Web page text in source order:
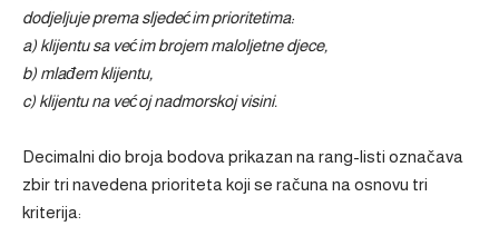
dodjeljuje prema sljedećim prioritetima:
a) klijentu sa većim brojem maloljetne djece,
b) mlađem klijentu,
c) klijentu na većoj nadmorskoj visini.
Decimalni dio broja bodova prikazan na rang-listi označava
zbir tri navedena prioriteta koji se računa na osnovu tri
kriterija: